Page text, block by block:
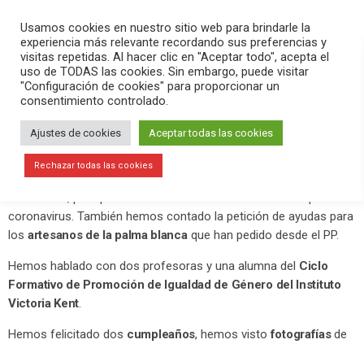
search menu pause PLAY
junio 10, 2020
Más ayudas para el IBI
En el programa Versión Radio-El Aperit ivohemos contado la
actualidad de la mañana, como las ayudas para el pago del
que se podrán solicitar desde el próximo lunes. Hay novedades,
coronavirus. También hemos contado la petición de ayudas para
los artesanos de la palma blancaque han pedido desde el PP.
Hemos hablado con dos profesoras y una alumna del Ciclo
Formativo de Promoción de Igualdad de Género del Instituto
Victoria Kent
Hemos felicitado dos cumpleaños, hemos visto fotografíasde
Usamos cookies en nuestro sitio web para brindarle la
experiencia más relevante recordando sus preferencias y
visitas repetidas. Al hacer clic en "Aceptar todo", acepta el
uso de TODAS las cookies. Sin embargo, puede visitar
"Configuración de cookies" para proporcionar un
consentimiento controlado.
Ajustes de cookies Aceptar todas las cookies
Rechazar todas las cookies